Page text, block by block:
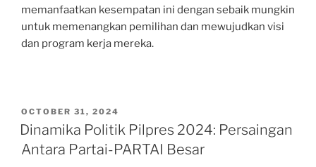
memanfaatkan kesempatan ini dengan sebaik mungkin
untuk memenangkan pemilihan dan mewujudkan visi
dan program kerja mereka.
POSTED
ON
OCTOBER 31, 2024
Dinamika Politik Pilpres 2024: Persaingan
Antara Partai-PARTAI Besar